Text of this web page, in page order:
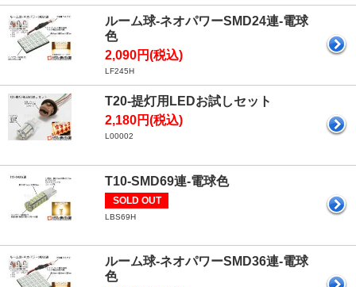
ルーム球-ネオパワーSMD24連-電球
色
2,090円(税込)
LF245H
T20-提灯用LEDお試しセット
2,180円(税込)
L00002
T10-SMD69連-電球色
SOLD OUT
LBS69H
ルーム球-ネオパワーSMD36連-電球
色